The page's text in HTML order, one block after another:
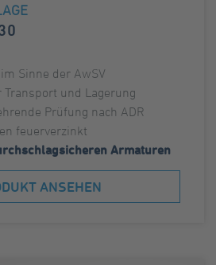
Sinne der AwSV
Transport und Lagerung
Prüfung nach ADR
feuerverzinkt
Armaturen
ANSEHEN